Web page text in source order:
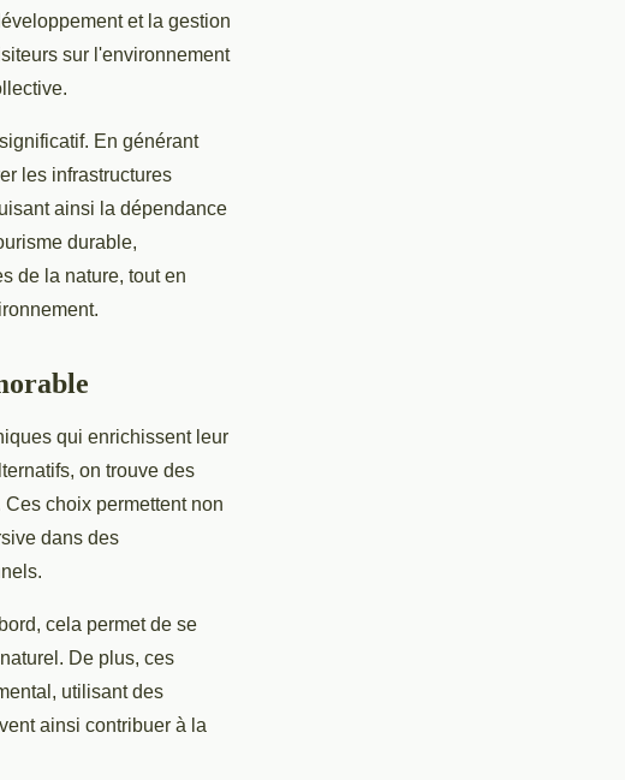
et la gestion
sur l'environnement
En générant
les infrastructures
ainsi la dépendance
durable,
de la nature, tout en
qui enrichissent leur
on trouve des
choix permettent non
dans des
cela permet de se
De plus, ces
utilisant des
ainsi contribuer à la